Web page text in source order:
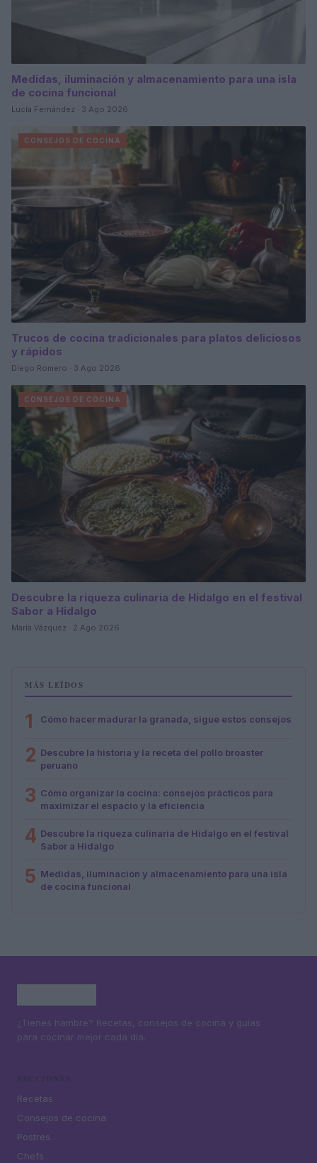
Medidas, iluminación y almacenamiento para una isla
de cocina funcional
Lucía Fernández · 3 Ago 2026
CONSEJOS DE COCINA
Trucos de cocina tradicionales para platos deliciosos
y rápidos
Diego Romero · 3 Ago 2026
CONSEJOS DE COCINA
Descubre la riqueza culinaria de Hidalgo en el festival
Sabor a Hidalgo
María Vázquez · 2 Ago 2026
MÁS LEÍDOS
1 Cómo hacer madurar la granada, sigue estos consejos
2 Descubre la historia y la receta del pollo broaster
peruano
3 Cómo organizar la cocina: consejos prácticos para
maximizar el espacio y la eficiencia
4 Descubre la riqueza culinaria de Hidalgo en el festival
Sabor a Hidalgo
5 Medidas, iluminación y almacenamiento para una isla
de cocina funcional
¿Tienes hambre? Recetas, consejos de cocina y guías
para cocinar mejor cada día.
Recetas
Consejos de cocina
Postres
Chefs